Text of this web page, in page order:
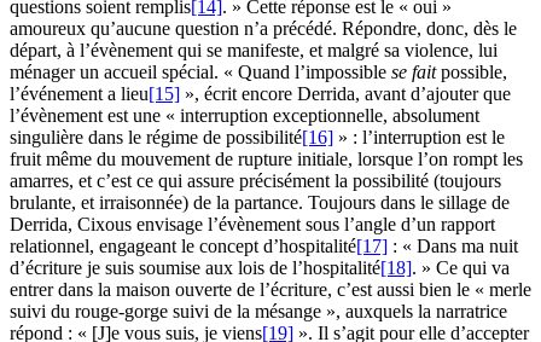
questions soient remplis[14]. » Cette réponse est le « oui »
amoureux qu’aucune question n’a précédé. Répondre, donc, dès le
départ, à l’évènement qui se manifeste, et malgré sa violence, lui
ménager un accueil spécial. « Quand l’impossible se faitpossible,
l’événement a lieu[15] », écrit encore Derrida, avant d’ajouter que
l’évènement est une « interruption exceptionnelle, absolument
singulière dans le régime de possibilité[16] » : l’interruption est le
fruit même du mouvement de rupture initiale, lorsque l’on rompt les
amarres, et c’est ce qui assure précisément la possibilité (toujours
brulante, et irraisonnée) de la partance. Toujours dans le sillage de
Derrida, Cixous envisage l’évènement sous l’angle d’un rapport
relationnel, engageant le concept d’hospitalité[17] : « Dans ma nuit
d’écriture je suis soumise aux lois de l’hospitalité[18]. » Ce qui va
entrer dans la maison ouverte de l’écriture, c’est aussi bien le « merle
suivi du rouge-gorge suivi de la mésange », auxquels la narratrice
répond : « [J]e vous suis, je viens[19] ». Il s’agit pour elle d’accepter